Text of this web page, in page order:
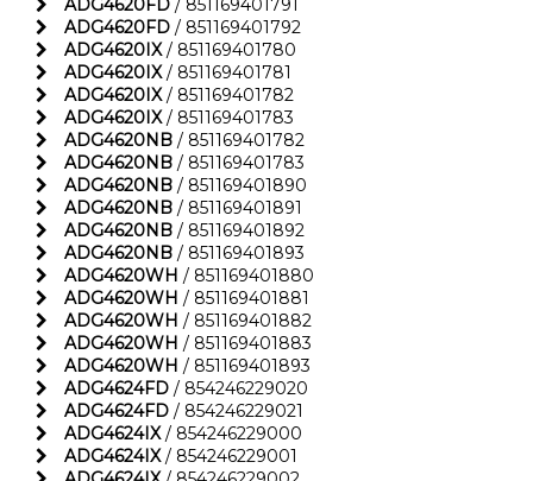
ADG4620FD / 851169401791
ADG4620FD / 851169401792
ADG4620IX/ 851169401780
ADG4620IX/ 851169401781
ADG4620IX/ 851169401782
ADG4620IX/ 851169401783
ADG4620NB / 851169401782
ADG4620NB / 851169401783
ADG4620NB / 851169401890
ADG4620NB / 851169401891
ADG4620NB / 851169401892
ADG4620NB / 851169401893
ADG4620WH / 851169401880
ADG4620WH / 851169401881
ADG4620WH / 851169401882
ADG4620WH / 851169401883
ADG4620WH / 851169401893
ADG4624FD / 854246229020
ADG4624FD / 854246229021
ADG4624IX/ 854246229000
ADG4624IX/ 854246229001